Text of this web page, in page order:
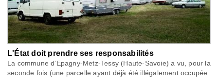
L'État doit prendre ses responsabilités
La commune d’Epagny-Metz-Tessy (Haute-Savoie) a vu, pour la
seconde fois (une parcelle ayant déjà été illégalement occupée